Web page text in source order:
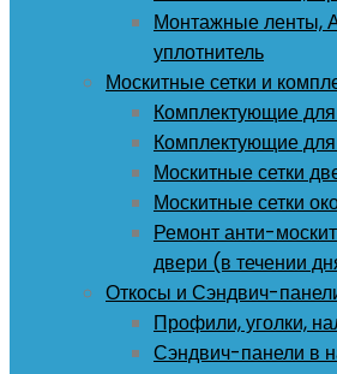
Монтажные
уплотнитель
Москитные сетки и
Комплектующие
Комплектующие
Москитные сетки
Москитные сетки
Ремонт анти-
двери (в течении
Откосы и Сэндвич-
Профили, уголки,
Сэндвич-панели в